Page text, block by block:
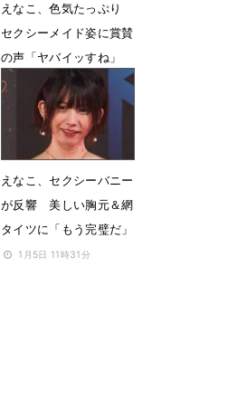
えなこ、色気たっぷり
セクシーメイド姿に賞賛
の声「ヤバイッすね」
2月1日 22時28分
えなこ、セクシーバニー
が反響 美しい胸元＆網
タイツに「もう完璧だ」
1月5日 11時31分